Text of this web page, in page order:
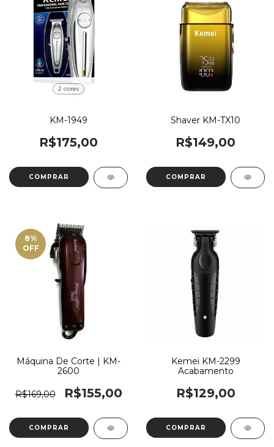
2 cores
KM-1949
R$175,00
COMPRAR
Shaver KM-TX10
R$149,00
8%
OFF
Máquina De Corte | KM-
2600
R$169,00 R$155,00
Kemei KM-2299
Acabamento
R$129,00
COMPRAR